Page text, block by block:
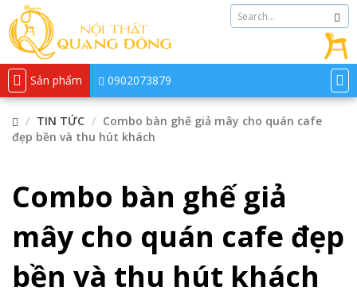
Sản phẩm 0902073879
TIN TỨC
Combo bàn ghế giả mây cho quán cafe
đẹp bền và thu hút khách
Combo bàn ghế giả
mây cho quán cafe đẹp
bền và thu hút khách